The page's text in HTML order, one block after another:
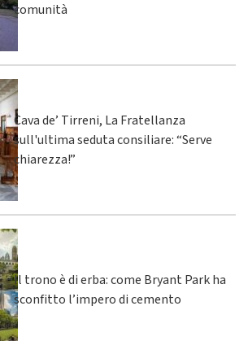
comunità
Cava de’ Tirreni, La Fratellanza
sull'ultima seduta consiliare: “Serve
chiarezza!”
Il trono è di erba: come Bryant Park ha
sconfitto l’impero di cemento